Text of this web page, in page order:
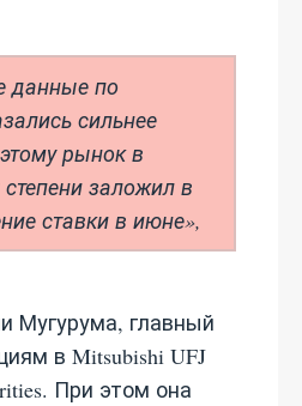
данные по
сильнее
рынок в
заложил в
ставки в июне»,
Мугурума, главный
в Mitsubishi UFJ
При этом она